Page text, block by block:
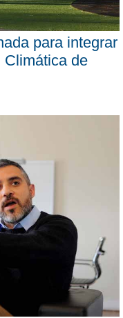
para integrar
Climática de